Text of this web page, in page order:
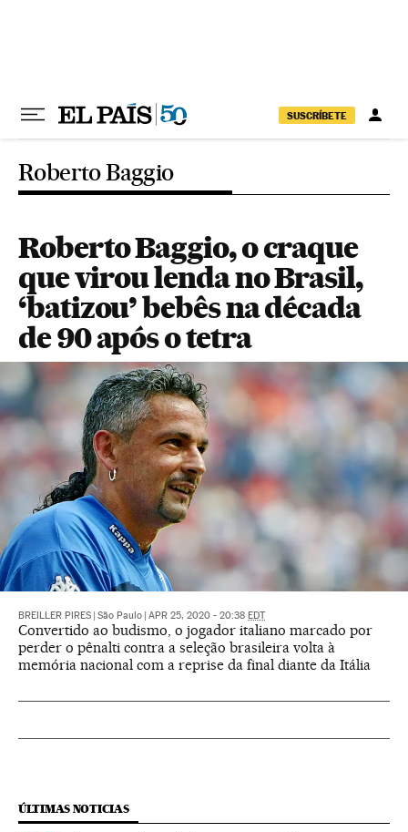
SUSCRÍBETE
Roberto Baggio
Roberto Baggio, o craque
que virou lenda no Brasil,
‘batizou’ bebês na década
de 90 após o tetra
BREILLER PIRES São Paulo APR 25, 2020 - 20:38 EDT
Convertido ao budismo, o jogador italiano marcado por
perder o pênalti contra a seleção brasileira volta à
memória nacional com a reprise da final diante da Itália
ÚLTIMAS NOTICIAS